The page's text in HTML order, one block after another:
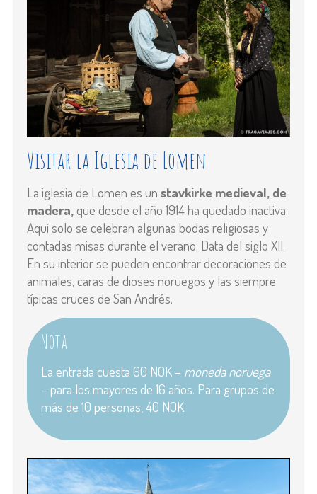
Visitar la Iglesia de Lomen
La iglesia de Lomen es un stavkirke medieval, de
madera,que desde el año 1914 ha quedado inactiva.
Aquí solo se celebran algunas bodas religiosas y
contadas misas durante el verano. Data del siglo XII.
En su interior se pueden encontrar decoraciones de
animales, caras de dioses noruegos y las siempre
típicas cruces de San Andrés.
Nota
La entrada cuesta 60 NOK – moneda noruega
– para los mayores de 16 años. Para grupos de
más de 10 personas, 40 NOK.